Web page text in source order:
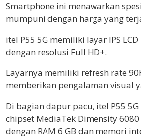
Smartphone ini menawarkan
mumpuni dengan harga yang
itel P55 5G memiliki layar IPS
dengan resolusi Full HD+.
Layarnya memiliki refresh rate
memberikan pengalaman visual
Di bagian dapur pacu, itel P55
chipset MediaTek Dimensity
dengan RAM 6 GB dan memori